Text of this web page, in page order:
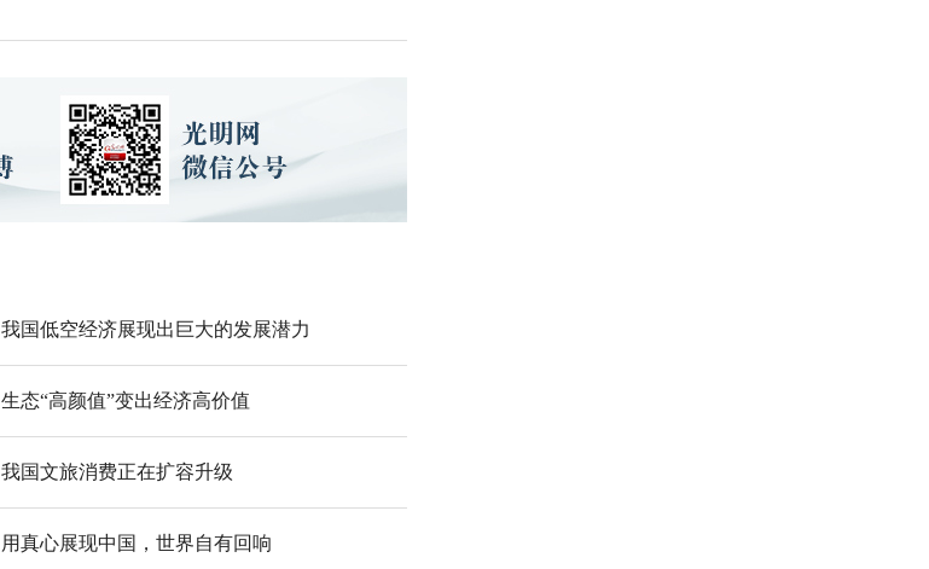
我国低空经济展现出巨大的发展潜力
生态“高颜值”变出经济高价值
我国文旅消费正在扩容升级
用真心展现中国，世界自有回响